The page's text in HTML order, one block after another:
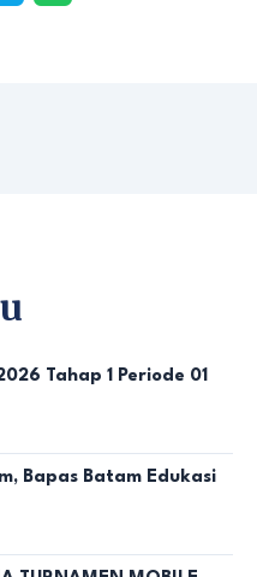
Tahap 1 Periode 01
Bapas Batam Edukasi